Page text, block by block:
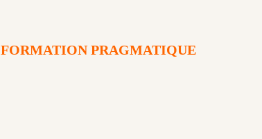
FORMATION PRAGMATIQUE